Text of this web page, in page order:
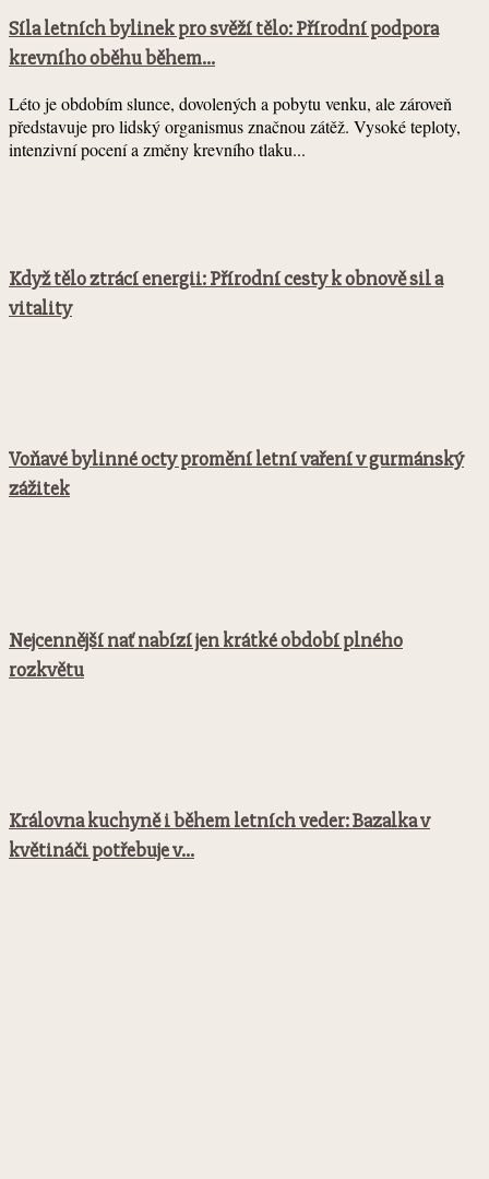
Síla letních bylinek pro svěží tělo: Přírodní podpora
krevního oběhu během...
Léto je obdobím slunce, dovolených a pobytu venku, ale zároveň
představuje pro lidský organismus značnou zátěž. Vysoké teploty,
intenzivní pocení a změny krevního tlaku...
Když tělo ztrácí energii: Přírodní cesty k obnově sil a
vitality
Voňavé bylinné octy promění letní vaření v gurmánský
zážitek
Nejcennější nať nabízí jen krátké období plného
rozkvětu
Královna kuchyně i během letních veder: Bazalka v
květináči potřebuje v...